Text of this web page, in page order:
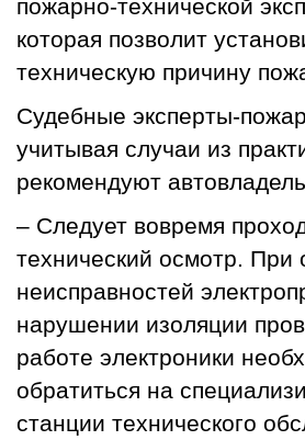
пожарно-технической
которая позволит
техническую причину
Судебные эксперты-
учитывая случаи из
рекомендуют
– Следует вовремя
технический осмотр. При
неисправностей
нарушении изоляции
работе электроники
обратиться на
станции технического